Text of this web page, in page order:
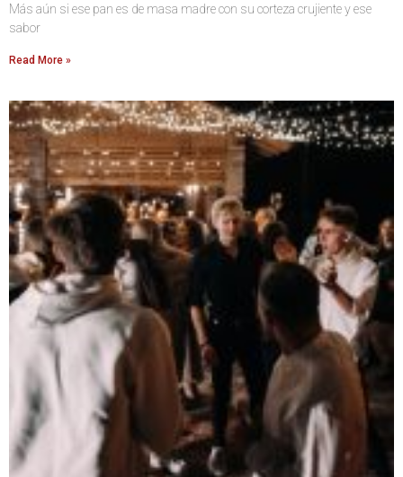
Más aún si ese pan es de masa madre con su corteza crujiente y ese
sabor
Read More »